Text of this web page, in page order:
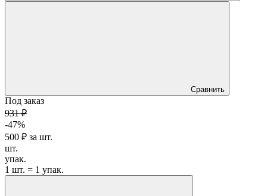
Сравнить
Под заказ
931 ₽
-47%
500 ₽ за шт.
шт.
упак.
1 шт. = 1 упак.